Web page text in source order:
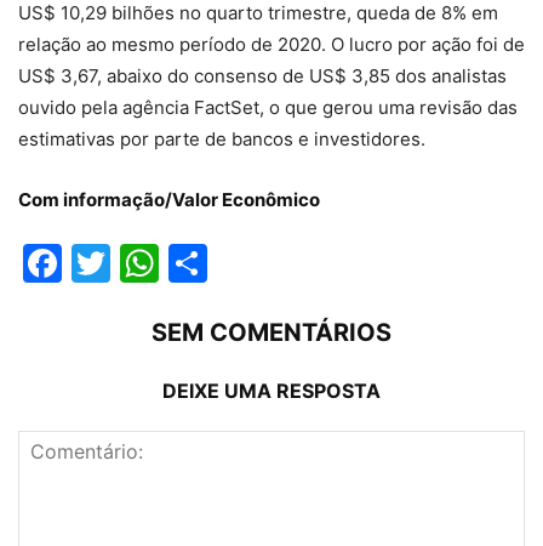
US$ 10,29 bilhões no quarto trimestre, queda de 8% em
relação ao mesmo período de 2020. O lucro por ação foi de
US$ 3,67, abaixo do consenso de US$ 3,85 dos analistas
ouvido pela agência FactSet, o que gerou uma revisão das
estimativas por parte de bancos e investidores.
Com informação/Valor Econômico
Facebook
TwitterWhatsApp
SEM COMENTÁRIOS
DEIXE UMA RESPOSTA